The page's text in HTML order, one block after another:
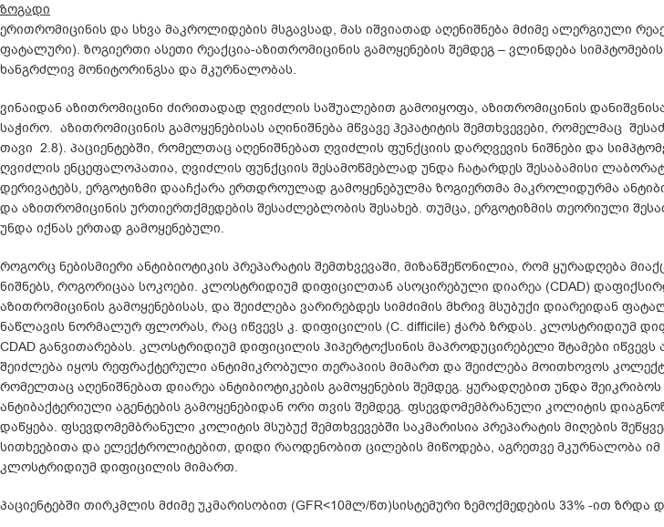
ზოგადი
ერითრომიცინის და სხვა მაკროლიდების მსგავსად, მას იშვიათად აღენიშნება მძიმე ალერგიული
ფატალური). ზოგიერთი ასეთი რეაქცია-აზითრომიცინის გამოყენების შემდეგ – ვლინდება
ხანგრძლივ მონიტორინგსა და მკურნალობას.
ვინაიდან აზითრომიცინი ძირითადად ღვიძლის საშუალებით გამოიყოფა, აზითრომიცინის
საჭირო. აზითრომიცინის გამოყენებისას აღინიშნება მწვავე ჰეპატიტის შემთხვევები, რომელმაც
თავი 2.8). პაციენტებში, რომელთაც აღენიშნებათ ღვიძლის ფუნქციის დარღვევის ნიშნები და
ღვიძლის ენცეფალოპათია, ღვიძლის ფუნქციის შესამოწმებლად უნდა ჩატარდეს შესაბამისი
დერივატებს, ერგოტიზმი დააჩქარა ერთდროულად გამოყენებულმა ზოგიერთმა მაკროლიდურმა
და აზითრომიცინის ურთიერთქმედების შესაძლებლობის შესახებ. თუმცა, ერგოტიზმის თეორიული
უნდა იქნას ერთად გამოყენებული.
როგორც ნებისმიერი ანტიბიოტიკის პრეპარატის შემთხვევაში, მიზანშეწონილია, რომ ყურადღება
ნიშნებს, როგორიცაა სოკოები. კლოსტრიდიუმ დიფიცილთან ასოცირებული დიარეა (CDAD)
აზითრომიცინის გამოყენებისას, და შეიძლება ვარირებდეს სიმძიმის მხრივ მსუბუქი დიარეიდან
ნაწლავის ნორმალურ ფლორას, რაც იწვევს კ. დიფიცილის (C. difficile) ჭარბ ზრდას. კლოსტრიდიუმ
CDAD განვითარებას. კლოსტრიდიუმ დიფიცილის ჰიპერტოქსინის მაპროდუცირებელი შტამები
შეიძლება იყოს რეფრაქტერული ანტიმიკრობული თერაპიის მიმართ და შეიძლება მოითხოვოს
რომელთაც აღენიშნებათ დიარეა ანტიბიოტიკების გამოყენების შემდეგ. ყურადღებით უნდა
ანტიბაქტერიული აგენტების გამოყენებიდან ორი თვის შემდეგ. ფსევდომემბრანული კოლიტის
დაწყება. ფსევდომემბრანული კოლიტის მსუბუქ შემთხვევებში საკმარისია პრეპარატის მიღების
სითხეებითა და ელექტროლიტებით, დიდი რაოდენობით ცილების მიწოდება, აგრეთვე მკურნალობა
კლოსტრიდიუმ დიფიცილის მიმართ.
პაციენტებში თირკმლის მძიმე უკმარისობით (GFR<10მლ/წთ)სისტემური ზემოქმედების 33% -ით